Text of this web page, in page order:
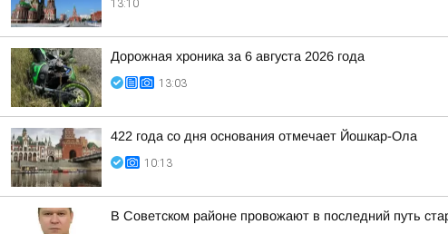
13:10
Дорожная хроника за 6 августа 2026 года
13:03
422 года со дня основания отмечает Йошкар-Ола
10:13
В Советском районе провожают в последний путь